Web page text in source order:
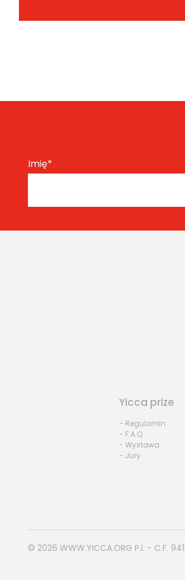
Imię*
Yicca prize
- Regulamin
- F.A.Q.
- Wystawa
- Jury
© 2026 WWW.YICCA.ORG P.I. - C.F.